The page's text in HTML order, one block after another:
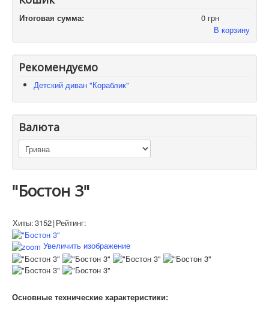
Итоговая сумма:
0 грн
В корзину
Рекомендуємо
Детский диван "Кораблик"
Валюта
"Бостон 3"
Хиты:3152|Рейтинг:
Увеличить изображение
Основные технические характеристики: